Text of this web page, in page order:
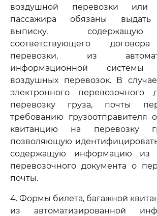
воздушной перевозки или
пассажира обязаны выдать
выписку,
соответствующего
перевозки, из
информационной системы
воздушных перевозок. В
электронного перевозочного
перевозку груза, почты
требованию грузоотправителя
квитанцию на перевозку
позволяющую
содержащую информацию из
перевозочного документа о
почты.
4. Формы билета, багажной
из автоматизированной